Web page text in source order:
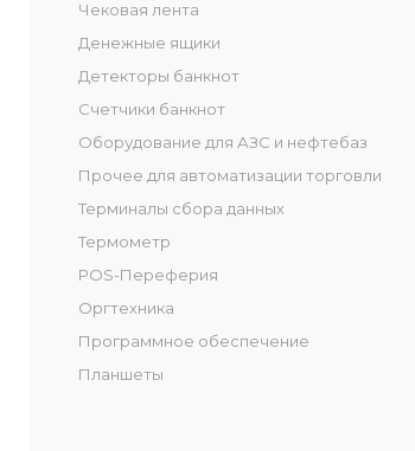
Чековая лента
Денежные ящики
Детекторы банкнот
Счетчики банкнот
Оборудование для АЗС и нефтебаз
Прочее для автоматизации торговли
Терминалы сбора данных
Термометр
POS-Переферия
Оргтехника
Программное обеспечение
Планшеты